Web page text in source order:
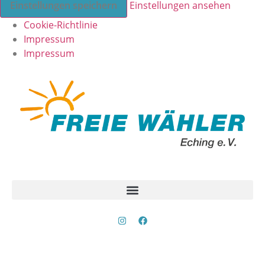
Einstellungen speichern
Einstellungen ansehen
Cookie-Richtlinie
Impressum
Impressum